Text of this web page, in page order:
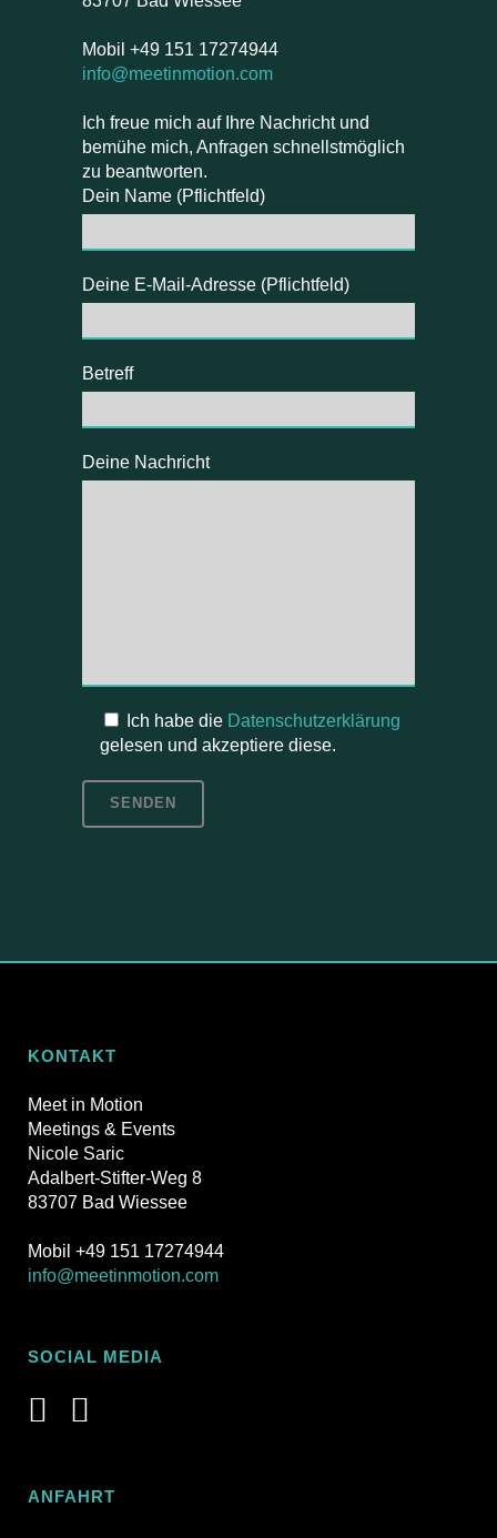
Mobil +49 151 17274944
info@meetinmotion.com
Ich freue mich auf Ihre Nachricht und
bemühe mich, Anfragen schnellstmöglich
zu beantworten.
Dein Name (Pflichtfeld)
Deine E-Mail-Adresse (Pflichtfeld)
Betreff
Deine Nachricht
Ich habe die Datenschutzerklärung
gelesen und akzeptiere diese.
KONTAKT
Meet in Motion
Meetings & Events
Nicole Saric
Adalbert-Stifter-Weg 8
83707 Bad Wiessee
Mobil +49 151 17274944
info@meetinmotion.com
SOCIAL MEDIA
ANFAHRT